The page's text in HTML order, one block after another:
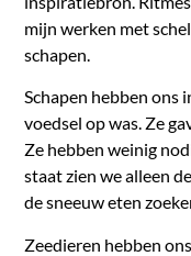
mijn werken met
schapen.
Schapen hebben ons
voedsel op was. Ze
Ze hebben weinig
staat zien we alleen
de sneeuw eten
Zeedieren hebben